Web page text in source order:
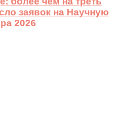
заявок на Научную
2026